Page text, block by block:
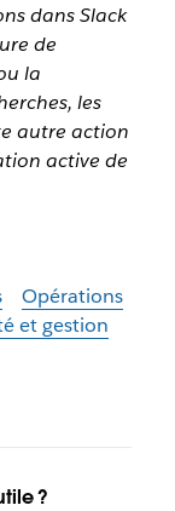
dans Slack
de
la
les
autre action
active de
Opérations
et gestion
?